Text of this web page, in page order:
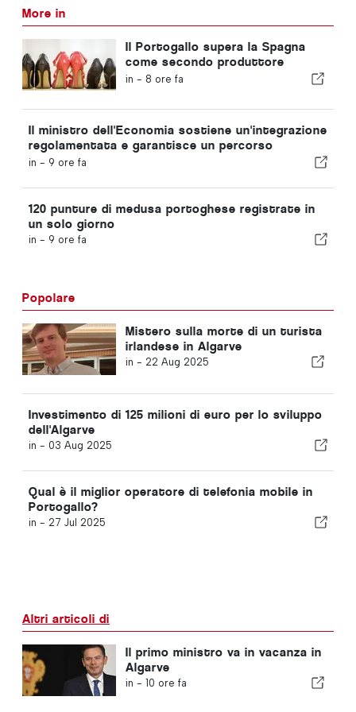
More in
Il Portogallo supera la Spagna
come secondo produttore
europeo di calzature
in - 8 ore fa
Il ministro dell'Economia sostiene un'integrazione
regolamentata e garantisce un percorso
accelerato per gli immigrati
in - 9 ore fa
120 punture di medusa portoghese registrate in
un solo giorno
in - 9 ore fa
Popolare
Mistero sulla morte di un turista
irlandese in Algarve
in - 22 Aug 2025
Investimento di 125 milioni di euro per lo sviluppo
dell'Algarve
in - 03 Aug 2025
Qual è il miglior operatore di telefonia mobile in
Portogallo?
in - 27 Jul 2025
Altri articoli di
Il primo ministro va in vacanza in
Algarve
in - 10 ore fa